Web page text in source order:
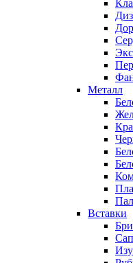
Металл
Вставки